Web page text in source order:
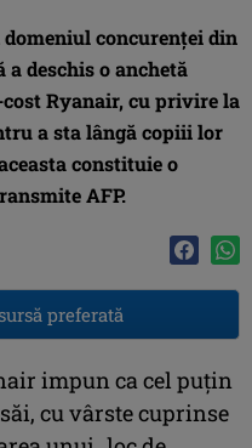
concurenţei din
deschis o anchetă
Ryanair, cu privire la
a sta lângă copiii lor
constituie o
AFP.
preferată
impun ca cel puţin
cu vârste cuprinse